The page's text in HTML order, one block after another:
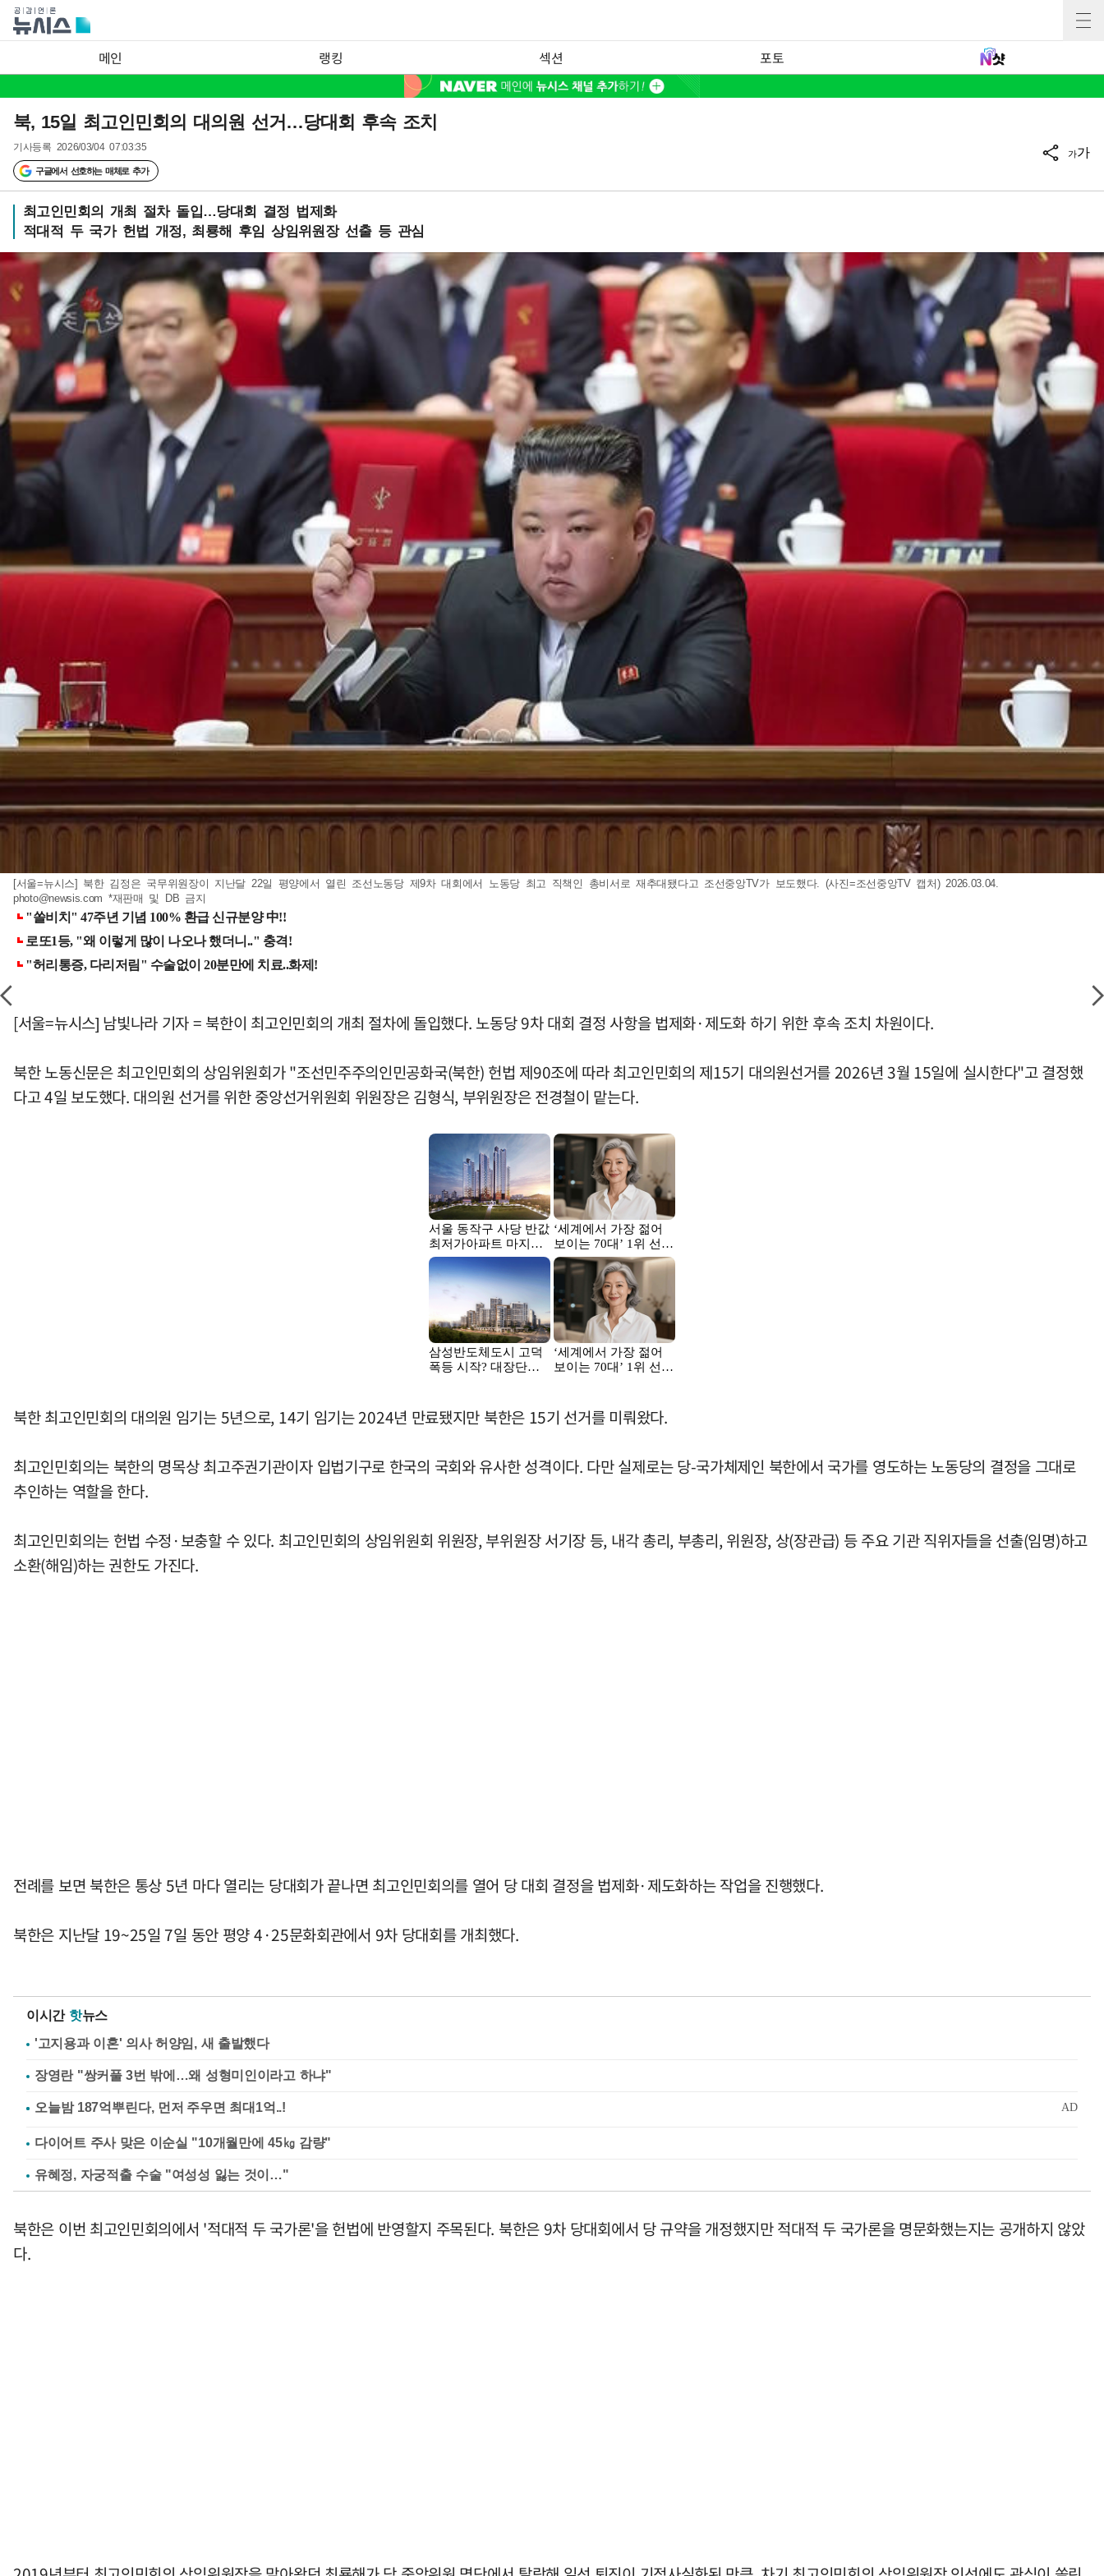
메인 랭킹 섹션 포토
북, 15일 최고인민회의 대의원 선거…당대회 후속 조치
기사등록 2026/03/04 07:03:35
구글에서 선호하는 매체로 추가
가가
최고인민회의 개최 절차 돌입…당대회 결정 법제화
적대적 두 국가 헌법 개정, 최룡해 후임 상임위원장 선출 등 관심
[서울=뉴시스] 북한 김정은 국무위원장이 지난달 22일 평양에서 열린 조선노동당 제9차 대회에서 노동당 최고 직책인 총비서로 재추대됐다고 조선중앙TV가 보도했다. (사진=조선중앙TV 캡처) 2026.03.04.
photo@newsis.com *재판매 및 DB 금지
[서울=뉴시스] 남빛나라 기자 = 북한이 최고인민회의 개최 절차에 돌입했다. 노동당 9차 대회 결정 사항을 법제화·제도화 하기 위한 후속 조치 차원이다.
북한 노동신문은 최고인민회의 상임위원회가 "조선민주주의인민공화국(북한) 헌법 제90조에 따라 최고인민회의 제15기 대의원선거를 2026년 3월 15일에 실시한다"고 결정했
다고 4일 보도했다. 대의원 선거를 위한 중앙선거위원회 위원장은 김형식, 부위원장은 전경철이 맡는다.
북한 최고인민회의 대의원 임기는 5년으로, 14기 임기는 2024년 만료됐지만 북한은 15기 선거를 미뤄왔다.
최고인민회의는 북한의 명목상 최고주권기관이자 입법기구로 한국의 국회와 유사한 성격이다. 다만 실제로는 당-국가체제인 북한에서 국가를 영도하는 노동당의 결정을 그대로
추인하는 역할을 한다.
최고인민회의는 헌법 수정·보충할 수 있다. 최고인민회의 상임위원회 위원장, 부위원장 서기장 등, 내각 총리, 부총리, 위원장, 상(장관급) 등 주요 기관 직위자들을 선출(임명)하고
소환(해임)하는 권한도 가진다.
전례를 보면 북한은 통상 5년 마다 열리는 당대회가 끝나면 최고인민회의를 열어 당 대회 결정을 법제화·제도화하는 작업을 진행했다.
북한은 지난달 19~25일 7일 동안 평양 4·25문화회관에서 9차 당대회를 개최했다.
이시간 핫뉴스
'고지용과 이혼' 의사 허양임, 새 출발했다
장영란 "쌍커풀 3번 밖에…왜 성형미인이라고 하냐"
다이어트 주사 맞은 이순실 "10개월만에 45㎏ 감량"
유혜정, 자궁적출 수술 "여성성 잃는 것이…"
북한은 이번 최고인민회의에서 '적대적 두 국가론'을 헌법에 반영할지 주목된다. 북한은 9차 당대회에서 당 규약을 개정했지만 적대적 두 국가론을 명문화했는지는 공개하지 않았
다.